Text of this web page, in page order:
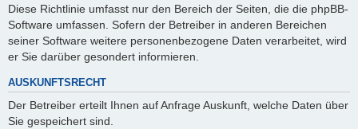
Diese Richtlinie umfasst nur den Bereich der Seiten, die die phpBB-
Software umfassen. Sofern der Betreiber in anderen Bereichen
seiner Software weitere personenbezogene Daten verarbeitet, wird
er Sie darüber gesondert informieren.
AUSKUNFTSRECHT
Der Betreiber erteilt Ihnen auf Anfrage Auskunft, welche Daten über
Sie gespeichert sind.